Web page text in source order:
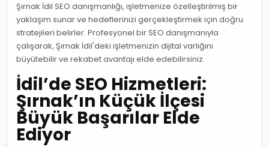
Şırnak İdil SEO danışmanlığı, işletmenize özelleştirilmiş bir
yaklaşım sunar ve hedeflerinizi gerçekleştirmek için doğru
stratejileri belirler. Profesyonel bir SEO danışmanıyla
çalışarak, Şırnak İdil'deki işletmenizin dijital varlığını
büyütebilir ve rekabet avantajı elde edebilirsiniz.
İdil’de SEO Hizmetleri:
Şırnak’ın Küçük İlçesi
Büyük Başarılar Elde
Ediyor